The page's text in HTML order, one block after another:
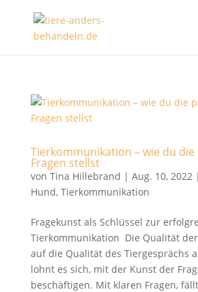
Tierkommunikation – wie du die
Fragen stellst
von Tina Hillebrand | Aug. 10, 2022|
Hund, Tierkommunikation
Fragekunst als Schlüssel zur
Tierkommunikation Die Qualität
auf die Qualität des Tiergesprächs
lohnt es sich, mit der Kunst der
beschäftigen. Mit klaren Fragen,